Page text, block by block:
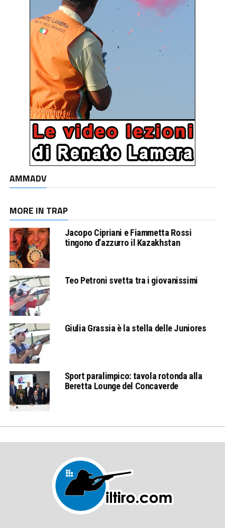
AMMADV
MORE IN TRAP
Jacopo Cipriani e Fiammetta Rossi
tingono d’azzurro il Kazakhstan
Teo Petroni svetta tra i giovanissimi
Giulia Grassia è la stella delle Juniores
Sport paralimpico: tavola rotonda alla
Beretta Lounge del Concaverde